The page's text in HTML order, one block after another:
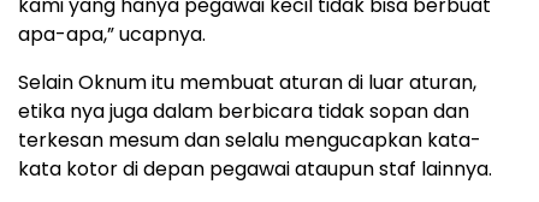
kami yang hanya pegawai kecil tidak bisa berbuat
apa-apa,” ucapnya.
Selain Oknum itu membuat aturan di luar aturan,
etika nya juga dalam berbicara tidak sopan dan
terkesan mesum dan selalu mengucapkan kata-
kata kotor di depan pegawai ataupun staf lainnya.